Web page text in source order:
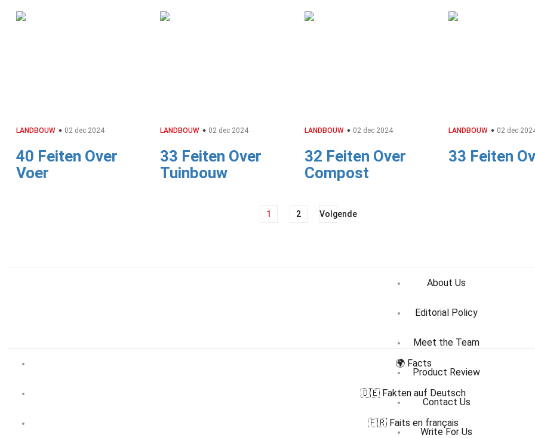
LANDBOUW 02 dec 2024
40 Feiten Over
Voer
LANDBOUW 02 dec 2024
33 Feiten Over
Tuinbouw
LANDBOUW 02 dec 2024
32 Feiten Over
Compost
LANDBOUW 02 dec
33 Feiten
1 2 Volgende
About Us
Editorial Policy
Meet the Team
Product Review
Contact Us
Write For Us
🌍 Facts
🇩🇪 Fakten auf Deutsch
🇫🇷 Faits en français